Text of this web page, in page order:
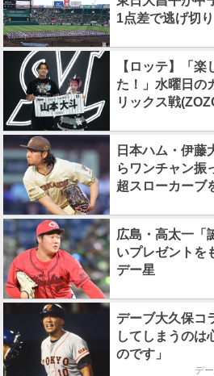
1点差で逃げ切り
【ロッテ】「
た！」水曜日の
リックス戦
日本ハム・伊藤
らワンチャン振
超スローカーブ
広島・高太一「
いプレゼントを
デー星
デーブ大久保コ
してしまうのは
のです」
デ